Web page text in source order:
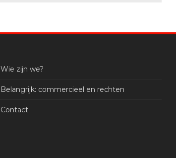
Wie zijn we?
Belangrijk: commercieel en rechten
Contact